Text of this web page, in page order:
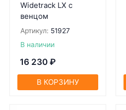
Widetrack LX с
венцом
Артикул: 51927
В наличии
16 230 ₽
В КОРЗИНУ